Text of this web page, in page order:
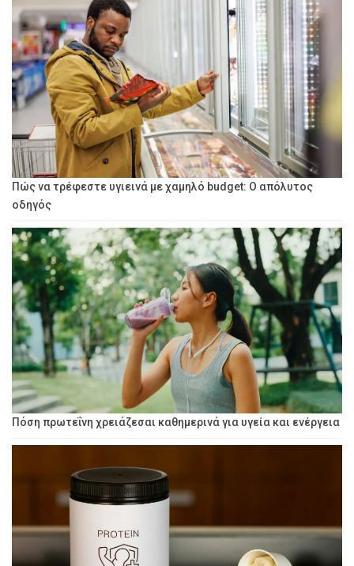
Πώς να τρέφεστε υγιεινά με χαμηλό budget: Ο απόλυτος
οδηγός
Πόση πρωτεΐνη χρειάζεσαι καθημερινά για υγεία και ενέργεια